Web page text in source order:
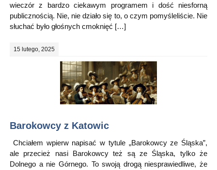
wieczór z bardzo ciekawym programem i dość niesforną
publicznością. Nie, nie działo się to, o czym pomyśleliście. Nie
słuchać było głośnych cmoknięć […]
15 lutego, 2025
Barokowcy z Katowic
Chciałem wpierw napisać w tytule „Barokowcy ze Śląska”,
ale przecież nasi Barokowcy też są ze Śląska, tylko że
Dolnego a nie Górnego. To swoją drogą niesprawiedliwe, że